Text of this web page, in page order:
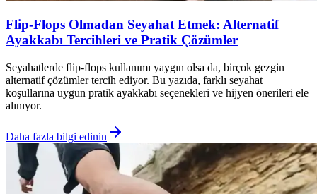
Flip-Flops Olmadan Seyahat Etmek: Alternatif
Ayakkabı Tercihleri ve Pratik Çözümler
Seyahatlerde flip-flops kullanımı yaygın olsa da, birçok gezgin
alternatif çözümler tercih ediyor. Bu yazıda, farklı seyahat
koşullarına uygun pratik ayakkabı seçenekleri ve hijyen önerileri ele
alınıyor.
Daha fazla bilgi edinin